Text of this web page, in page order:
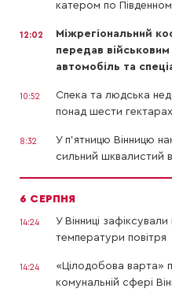
катером по
12:02
Міжрегіональний
передав військовим
автомобіль та
10:52
Спека та людська
понад шести гектарах
8:32
У п’ятницю Вінницю
сильний шквалистий
6 СЕРПНЯ
14:24
У Вінниці
температури повітря
14:24
«Цілодобова варта»
комунальній сфері